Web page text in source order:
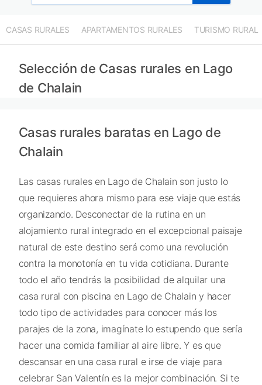
CASAS RURALES APARTAMENTOS RURALES TURISMO RURAL
Selección de Casas rurales en Lago
de Chalain
Casas rurales baratas en Lago de
Chalain
Las casas rurales en Lago de Chalain son justo lo
que requieres ahora mismo para ese viaje que estás
organizando. Desconectar de la rutina en un
alojamiento rural integrado en el excepcional paisaje
natural de este destino será como una revolución
contra la monotonía en tu vida cotidiana. Durante
todo el año tendrás la posibilidad de alquilar una
casa rural con piscina en Lago de Chalain y hacer
todo tipo de actividades para conocer más los
parajes de la zona, imagínate lo estupendo que sería
hacer una comida familiar al aire libre. Y es que
descansar en una casa rural e irse de viaje para
celebrar San Valentín es la mejor combinación. Si te